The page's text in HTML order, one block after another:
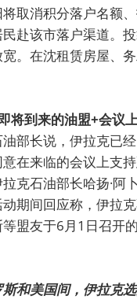
取消积分落户名额
赴该市落户渠道。
。在沈租赁房屋、
将到来的油盟+会议
部长说，伊拉克已
在来临的会议上支持
克石油部长哈扬·阿
期间回应称，伊拉
盟友于6月1日召开
斯和美国间，伊拉克